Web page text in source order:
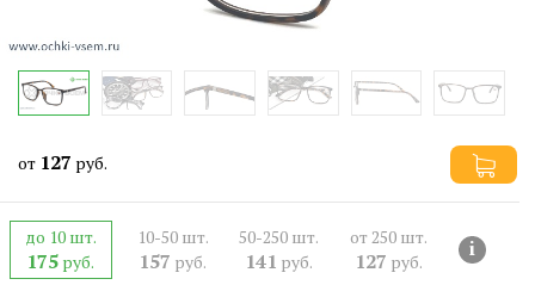
от 127 руб.
до 10 шт.
175 руб.
10-50 шт.
157 руб.
50-250 шт.
141 руб.
от 250 шт.
127 руб.
i